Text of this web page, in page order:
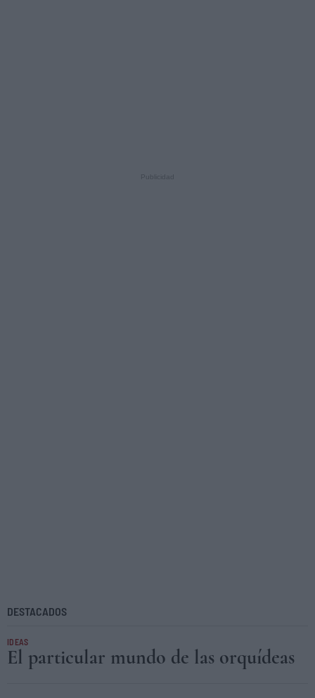
DESTACADOS
IDEAS
El particular mundo de las orquídeas